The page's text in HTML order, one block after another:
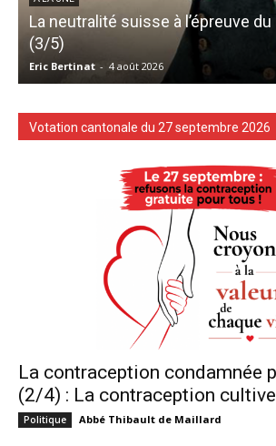
La neutralité suisse à l’épreuve
(3/5)
Eric Bertinat - 4 août 2026
Votation cantonale du 27 septembre 2026
La contraception condamnée
(2/4) : La contraception
Politique Abbé Thibault de Maillard